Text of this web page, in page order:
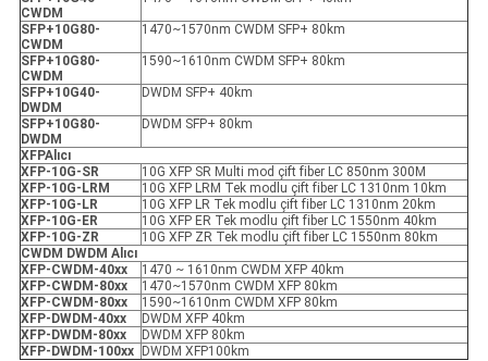
CWDM
SFP+10G80-
CWDM
1470~1570nm CWDM SFP+ 80km
SFP+10G80-
CWDM
1590~1610nm CWDM SFP+ 80km
SFP+10G40-
DWDM
DWDM SFP+ 40km
SFP+10G80-
DWDM
DWDM SFP+ 80km
XFPAlıcı
XFP-10G-SR
10G XFP SR Multi mod çift fiber LC 850nm 300M
XFP-10G-LRM
10G XFP LRM Tek modlu çift fiber LC 1310nm 10km
XFP-10G-LR
10G XFP LR Tek modlu çift fiber LC 1310nm 20km
XFP-10G-ER
10G XFP ER Tek modlu çift fiber LC 1550nm 40km
XFP-10G-ZR
10G XFP ZR Tek modlu çift fiber LC 1550nm 80km
CWDM DWDM Alıcı
XFP-CWDM-40xx
1470 ~ 1610nm CWDM XFP 40km
XFP-CWDM-80xx
1470~1570nm CWDM XFP 80km
XFP-CWDM-80xx
1590~1610nm CWDM XFP 80km
XFP- DWDM-40xx
DWDM XFP 40km
XFP- DWDM-80xx
DWDM XFP 80km
XFP- DWDM-100xx DWDM XFP100km